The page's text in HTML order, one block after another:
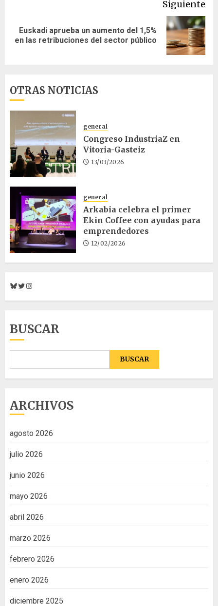
Siguiente
Siguiente
entrada:
Euskadi aprueba un aumento del 1,5%
en las retribuciones del sector público
OTRAS NOTICIAS
general
Congreso IndustriaZ en
Vitoria-Gasteiz
13/03/2026
general
Arkabia celebra el primer
Ekin Coffee con ayudas para
emprendedores
12/02/2026
Bluesky
Twitter
Instagram
BUSCAR
BUSCAR
ARCHIVOS
agosto 2026
julio 2026
junio 2026
mayo 2026
abril 2026
marzo 2026
febrero 2026
enero 2026
diciembre 2025